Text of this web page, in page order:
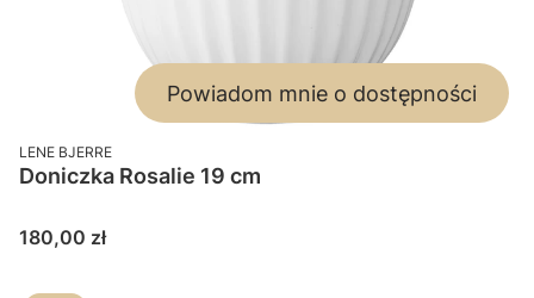
Powiadom mnie o dostępności
PRODUCENT
LENE BJERRE
Doniczka Rosalie 19 cm
Cena
180,00 zł